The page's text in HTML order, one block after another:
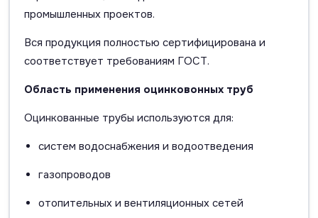
промышленных проектов.
Вся продукция полностью сертифицирована и
соответствует требованиям ГОСТ.
Область применения оцинковонных труб
Оцинкованные трубы используются для:
систем водоснабжения и водоотведения
газопроводов
отопительных и вентиляционных сетей